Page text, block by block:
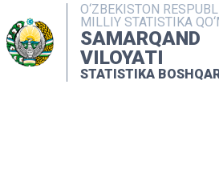
O‘ZBEKISTON
MILLIY STATISTIKA
SAMARQAND
VILOYATI
STATISTIKA
MATBUOT
MUROJAATLAR
KONTAKTLAR